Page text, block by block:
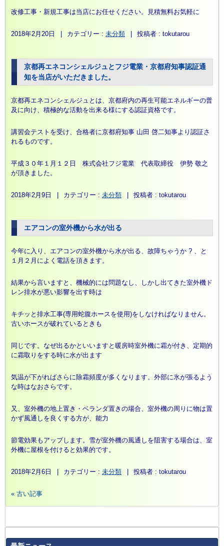
改修工事・新規工事は当店にお任せください。見積無料お気軽に
2018年2月20日 カテゴリー : 未分類 投稿者 : tokutarou
京都再エネコンシェルジュとフジ電業・京都府知事認証通
知を当店がいただきました。
京都再エネコンシェルジュとは、京都府内の再生可能エネルギーの普
及に向け、積極的な活動を出来る様にする認証資格です。
講習会テストを受け、合格者に京都府知事 山田 啓二知事より認証さ
れるものです。
平成３０年１月１２日 株式会社フジ電業 代表取締役 伊勢 敬之
が頂きました。
2018年2月9日 カテゴリー : 未分類 投稿者 : tokutarou
エアコンの室外機から水が出る
今年に入り、エアコンの室外機から水が出る、故障ちゃうか ? 、と
１月２月によく電話を頂きます。
結果から言いますと、機械的には問題なし、しかし出てきた室外機ド
レン排水が悪い影響を出す時は
キチッと排水工事(専用蛇腹ホースを使用)をしなければなりません。
古いホースが破れているときも
同じです。なぜ出るかといいますと暖房時室外機に霜が付き、定期的
に霜取りをする時に水が出ます
気温が下がればさらに除霜頻度が多くなります。外部に氷が張るよう
な時はなおさらです。
又、室外機の地上置き・ベランダ置きの場合、室外機の周りに物は置
かず風通しを良くする方が、能力
節電効果もアップします。雪が室外機の風通しを阻害する場合は、室
外機に屋根を付けると効果的です。
2018年2月6日 カテゴリー : 未分類 投稿者 : tokutarou
« 古い記事